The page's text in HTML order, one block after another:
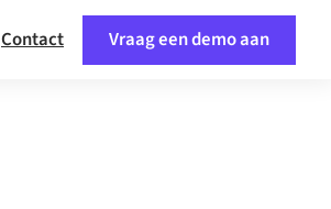
Contact Vraag een demo aan